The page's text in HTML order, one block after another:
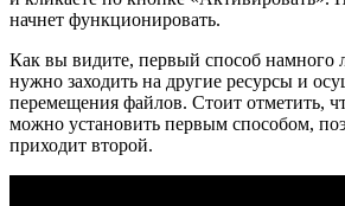
начнет функционировать.
Как вы видите, первый способ намного
нужно заходить на другие ресурсы и
перемещения файлов. Стоит отметить,
можно установить первым способом,
приходит второй.